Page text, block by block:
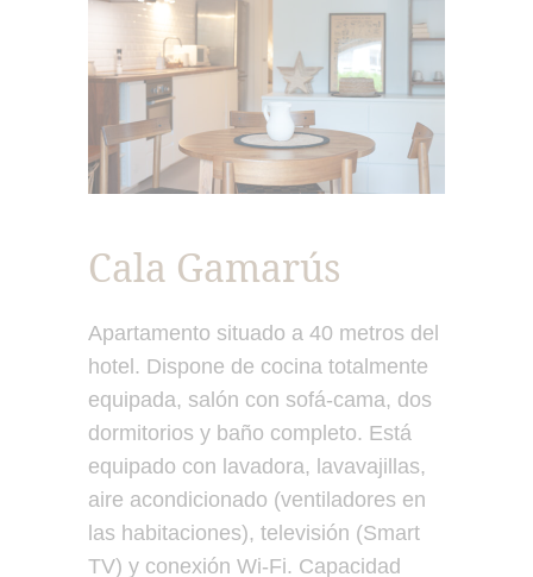
Cala Gamarús
Apartamento situado a 40 metros del
hotel. Dispone de cocina totalmente
equipada, salón con sofá-cama, dos
dormitorios y baño completo. Está
equipado con lavadora, lavavajillas,
aire acondicionado (ventiladores en
las habitaciones), televisión (Smart
TV) y conexión Wi-Fi. Capacidad